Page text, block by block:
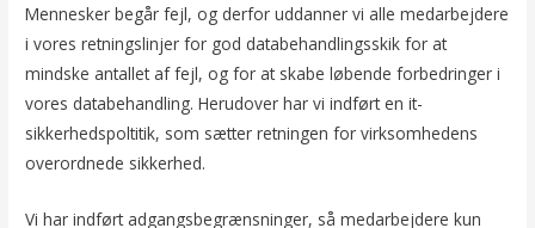
Mennesker begår fejl, og derfor uddanner vi alle medarbejdere
i vores retningslinjer for god databehandlingsskik for at
mindske antallet af fejl, og for at skabe løbende forbedringer i
vores databehandling. Herudover har vi indført en it-
sikkerhedspoltitik, som sætter retningen for virksomhedens
overordnede sikkerhed.
Vi har indført adgangsbegrænsninger, så medarbejdere kun